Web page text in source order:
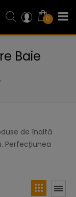
0
Baie
de înaltă
Perfecțiunea